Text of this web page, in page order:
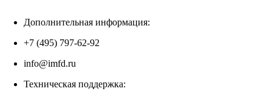
Дополнительная информация:
+7 (495) 797-62-92
info@imfd.ru
Техническая поддержка: